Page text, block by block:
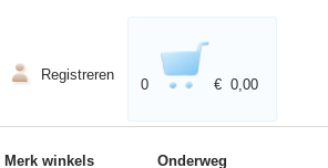
Registreren
0 € 0,00
Merk winkels Onderweg